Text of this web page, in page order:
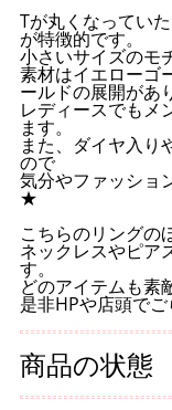
Tが丸くなってい
が特徴的です。
小さいサイズのモ
素材はイエローゴ
ールドの展開があり
レディースでもメ
ます。
また、ダイヤ入り
ので
気分やファッショ
★
こちらのリングの
ネックレスやピア
す。
どのアイテムも素
是非HPや店頭で
商品の状態